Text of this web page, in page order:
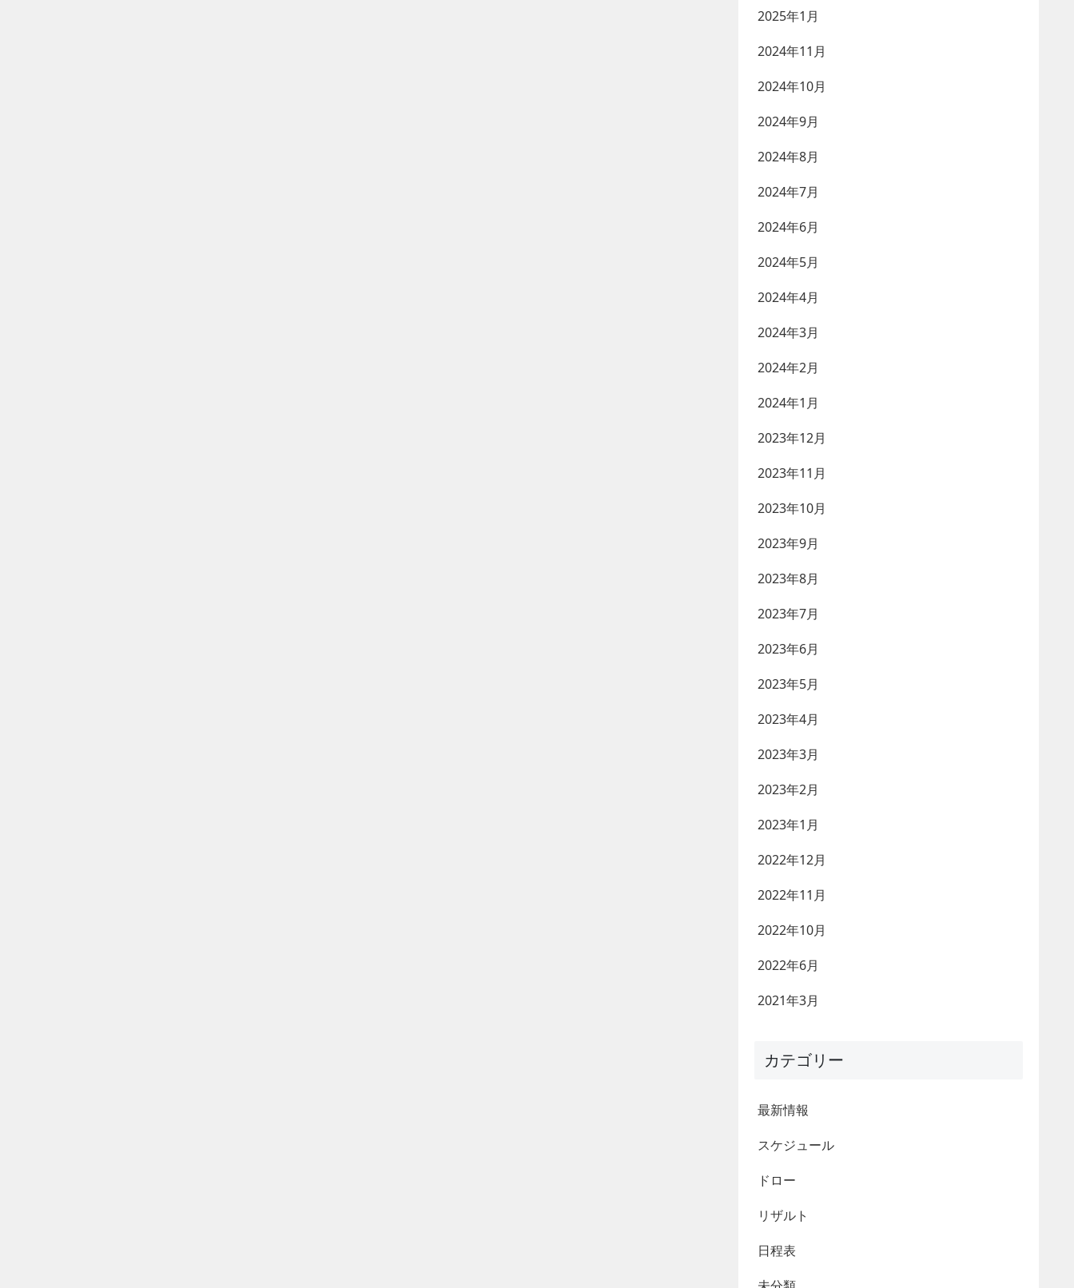
2025年1月
2024年11月
2024年10月
2024年9月
2024年8月
2024年7月
2024年6月
2024年5月
2024年4月
2024年3月
2024年2月
2024年1月
2023年12月
2023年11月
2023年10月
2023年9月
2023年8月
2023年7月
2023年6月
2023年5月
2023年4月
2023年3月
2023年2月
2023年1月
2022年12月
2022年11月
2022年10月
2022年6月
2021年3月
カテゴリー
最新情報
スケジュール
ドロー
リザルト
日程表